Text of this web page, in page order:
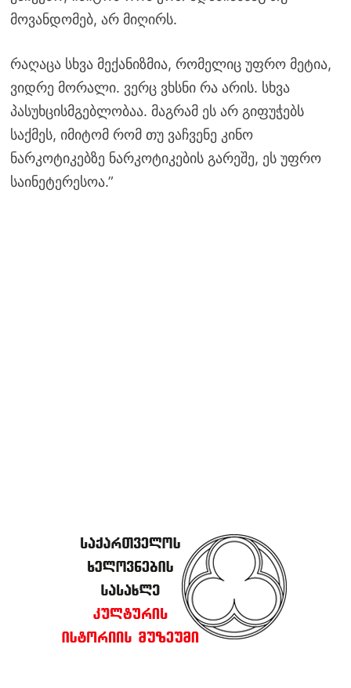
მოვანდომებ, არ მიღირს.
რაღაცა სხვა მექანიზმია, რომელიც უფრო მეტია,
ვიდრე მორალი. ვერც ვხსნი რა არის. სხვა
პასუხცისმგებლობაა. მაგრამ ეს არ გიფუჭებს
საქმეს, იმიტომ რომ თუ ვაჩვენე კინო
ნარკოტიკებზე ნარკოტიკების გარეშე, ეს უფრო
საინეტერესოა.”